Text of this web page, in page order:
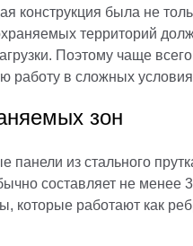
конструкция была не
территорий
Поэтому чаще
работу в сложных
зон
панели из стального
составляет не
которые работают как